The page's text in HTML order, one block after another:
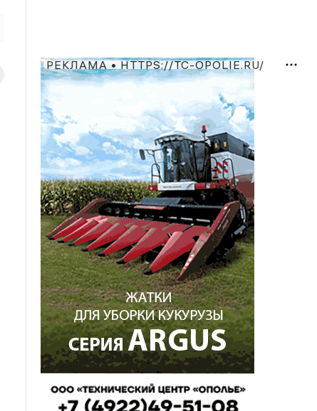
РЕКЛАМА • HTTPS://TC-OPOLIE.RU/